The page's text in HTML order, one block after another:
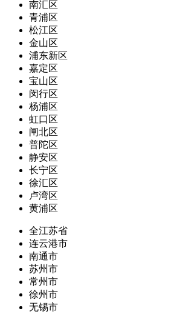
南汇区
青浦区
松江区
金山区
浦东新区
嘉定区
宝山区
闵行区
杨浦区
虹口区
闸北区
普陀区
静安区
长宁区
徐汇区
卢湾区
黄浦区
全江苏省
连云港市
南通市
苏州市
常州市
徐州市
无锡市